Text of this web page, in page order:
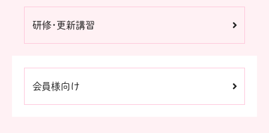
研修・更新講習
会員様向け